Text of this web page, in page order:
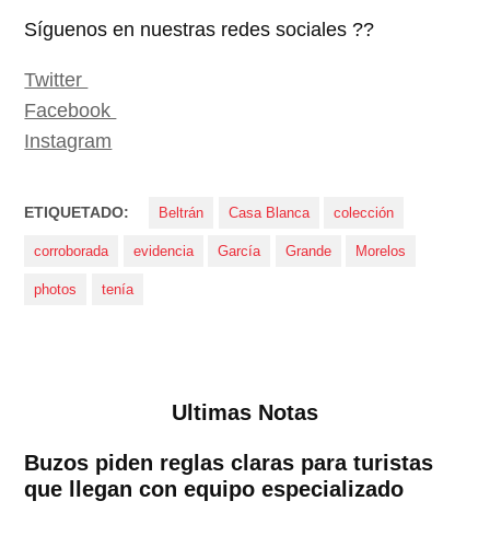
Síguenos en nuestras redes sociales ??
Twitter
Facebook
Instagram
ETIQUETADO: Beltrán Casa Blanca colección
corroborada evidencia García Grande Morelos
photos tenía
Ultimas Notas
Buzos piden reglas claras para turistas
que llegan con equipo especializado